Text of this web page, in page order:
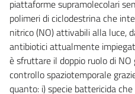
piattaforme supramolecolari
polimeri di ciclodestrina che
nitrico (NO) attivabili alla luce,
antibiotici attualmente
è sfruttare il doppio ruolo di
controllo spaziotemporale
quanto: i) specie battericida